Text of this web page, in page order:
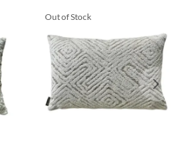
Out of Stock